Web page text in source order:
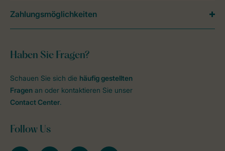
Haben Sie Fragen?
Schauen Sie sich die häufig gestellten
Fragen an oder kontaktieren Sie unser
Contact Center.
Follow Us
Zahlungsmöglichkeiten